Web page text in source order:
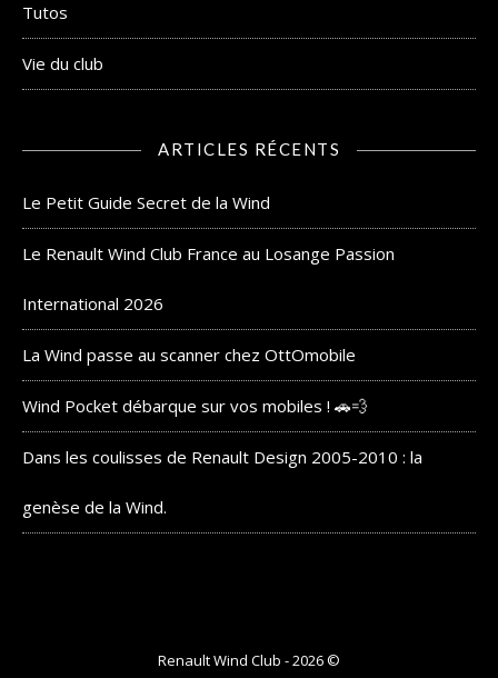
Tutos
Vie du club
ARTICLES RÉCENTS
Le Petit Guide Secret de la Wind
Le Renault Wind Club France au Losange Passion
International 2026
La Wind passe au scanner chez OttOmobile
Wind Pocket débarque sur vos mobiles ! 🚗💨
Dans les coulisses de Renault Design 2005-2010 : la
genèse de la Wind.
Renault Wind Club - 2026 ©